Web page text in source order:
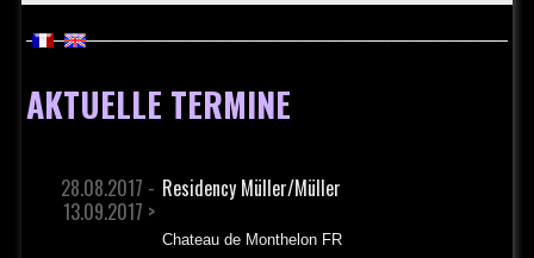
AKTUELLE TERMINE
28.08.2017 -
13.09.2017 >
Residency Müller/Müller
Chateau de Monthelon FR